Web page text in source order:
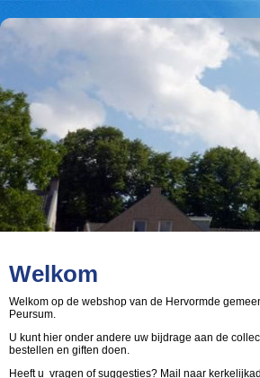
Welkom
Welkom op de webshop van de Hervormde
Peursum.
U kunt hier onder andere uw bijdrage aan de
bestellen en giften doen.
Heeft u vragen of suggesties? Mail naar